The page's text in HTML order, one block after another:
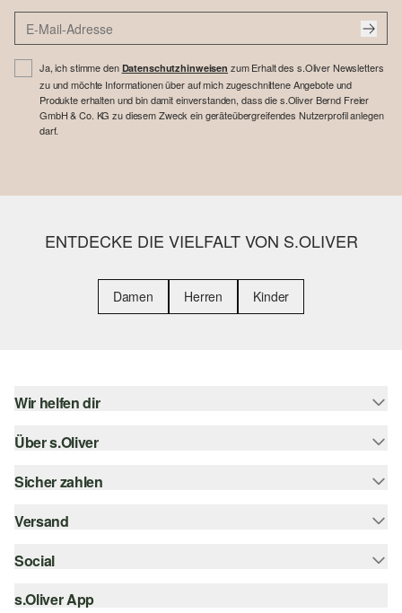
Ja, ich stimme den Datenschutzhinweisen zum Erhalt des s.Oliver Newsletters
zu und möchte Informationen über auf mich zugeschnittene Angebote und
Produkte erhalten und bin damit einverstanden, dass die s.Oliver Bernd Freier
GmbH & Co. KG zu diesem Zweck ein geräteübergreifendes Nutzerprofil anlegen
darf.
ENTDECKE DIE VIELFALT VON S.OLIVER
Damen Herren Kinder
Wir helfen dir
Hilfe & FAQ
Größenberatung
Über s.Oliver
Newsletter
s.Oliver Card
Career
Sicher zahlen
Rechnung
Kreditkarte
Versand
Sendungsverfolgung
Post AT
Social
instagram
s.Oliver App